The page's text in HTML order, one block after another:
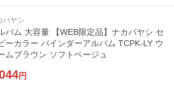
バヤシ
バム 大容量 【WEB限定品】ナカバヤシ セ
ーカラー バインダーアルバム TCPK-LY ウ
ムブラウン ソフトベージュ
円